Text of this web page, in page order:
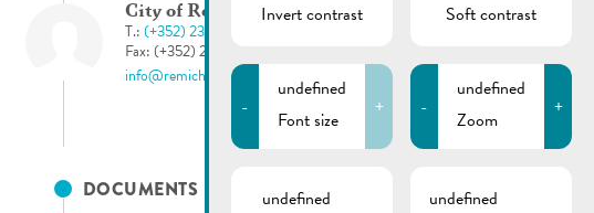
City of Remich
T.:(+352) 23 69 2-1
Fax: (+352) 23 69 2-227
info@remich.lu
DOCUMENTS
Invert contrast
Soft contrast
-
undefined
Font size
+ -
undefined
Zoom
+
undefined
undefined